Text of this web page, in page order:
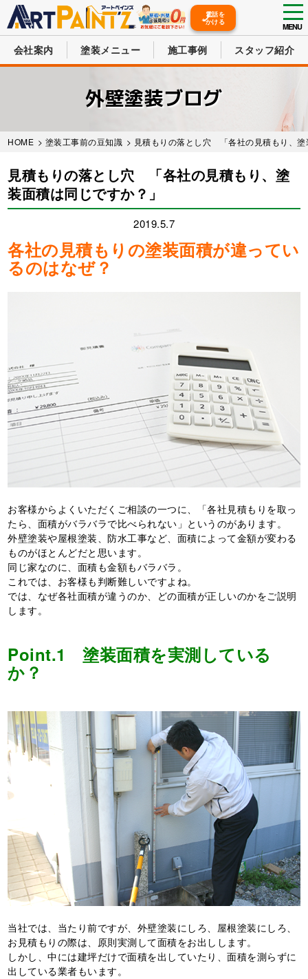
MENU
電話を
かける
会社案内 塗装メニュー 施工事例 スタッフ紹介
外壁塗装ブログ
HOME > 塗装工事前の豆知識 > 見積もりの落とし穴 「各社の見積もり、塗
見積もりの落とし穴 「各社の見積もり、塗
装面積は同じですか？」
2019.5.7
各社の見積もりの塗装面積が違ってい
るのはなぜ？
お客様からよくいただくご相談の一つに、「各社見積もりを取っ
たら、面積がバラバラで比べられない」というのがあります。
外壁塗装や屋根塗装、防水工事など、面積によって金額が変わる
ものがほとんどだと思います。
同じ家なのに、面積も金額もバラバラ。
これでは、お客様も判断難しいですよね。
では、なぜ各社面積が違うのか、どの面積が正しいのかをご説明
します。
Point.1 塗装面積を実測している
か？
当社では、当たり前ですが、外壁塗装にしろ、屋根塗装にしろ、
お見積もりの際は、原則実測して面積をお出しします。
しかし、中には建坪だけで面積を出していたり、面積を測らずに
出している業者もいます。